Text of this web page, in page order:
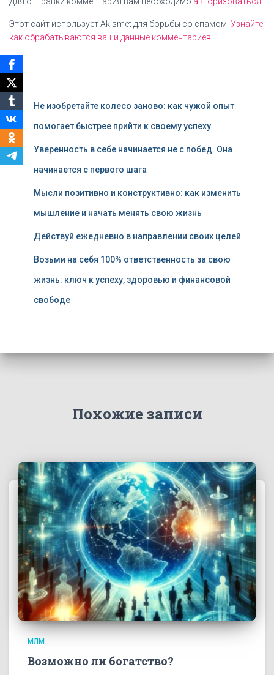
Этот сайт использует Akismet для борьбы со спамом. Узнайте,
как обрабатываются ваши данные комментариев
Не изобретайте колесо заново: как чужой опыт
помогает быстрее прийти к своему успеху
Уверенность в себе начинается не с побед. Она
начинается с первого шага
Мысли позитивно и конструктивно: как изменить
мышление и начать менять свою жизнь
Действуй ежедневно в направлении своих целей
Возьми на себя 100% ответственность за свою
жизнь: ключ к успеху, здоровью и финансовой
свободе
Похожие записи
МЛМ
Возможно ли богатство?